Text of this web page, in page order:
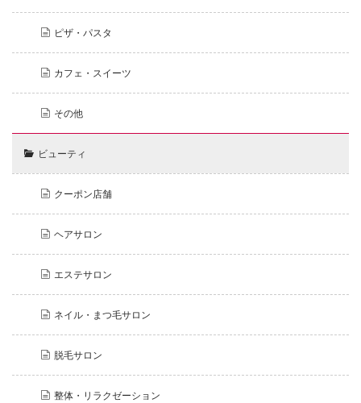
ピザ・パスタ
カフェ・スイーツ
その他
ビューティ
クーポン店舗
ヘアサロン
エステサロン
ネイル・まつ毛サロン
脱毛サロン
整体・リラクゼーション